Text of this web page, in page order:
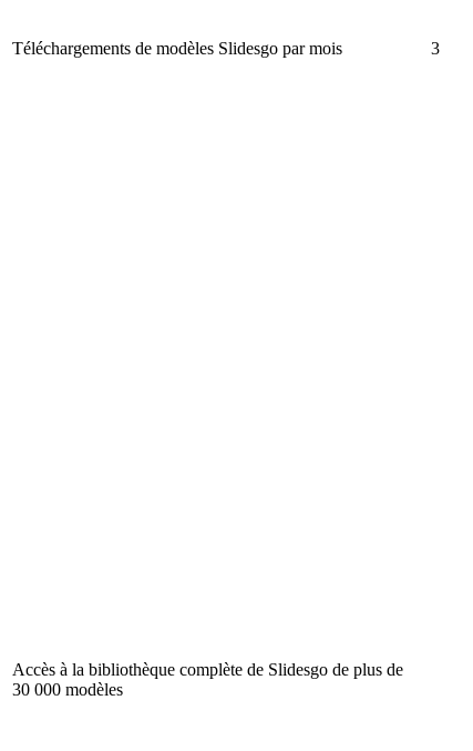
Téléchargements de modèles Slidesgo par mois 3
Accès à la bibliothèque complète de Slidesgo de plus de
30 000 modèles